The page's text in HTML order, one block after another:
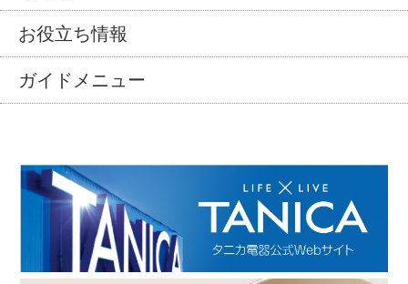
お役立ち情報
ガイドメニュー